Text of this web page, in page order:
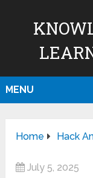
MENU
Home Hack
July 5, 2025